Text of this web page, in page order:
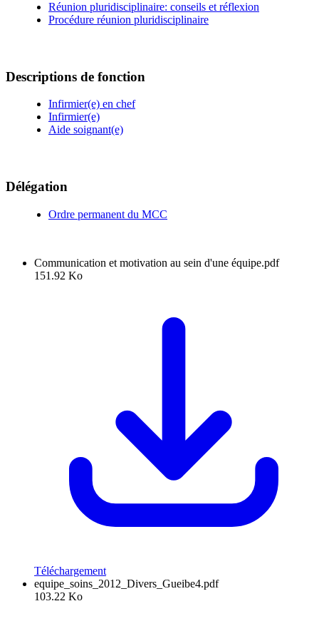
Réunion pluridisciplinaire: conseils et réflexion
Procédure réunion pluridisciplinaire
Descriptions de fonction
Infirmier(e) en chef
Infirmier(e)
Aide soignant(e)
Délégation
Ordre permanent du MCC
Communication et motivation au sein d'une équipe.pdf
151.92 Ko
Téléchargement
equipe_soins_2012_Divers_Gueibe4.pdf
103.22 Ko